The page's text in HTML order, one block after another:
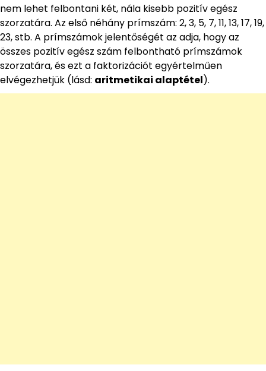
nem lehet felbontani két, nála kisebb pozitív egész
szorzatára. Az első néhány prímszám: 2, 3, 5, 7, 11, 13, 17, 19,
23, stb. A prímszámok jelentőségét az adja, hogy az
összes pozitív egész szám felbontható prímszámok
szorzatára, és ezt a faktorizációt egyértelműen
elvégezhetjük (lásd: aritmetikai alaptétel).